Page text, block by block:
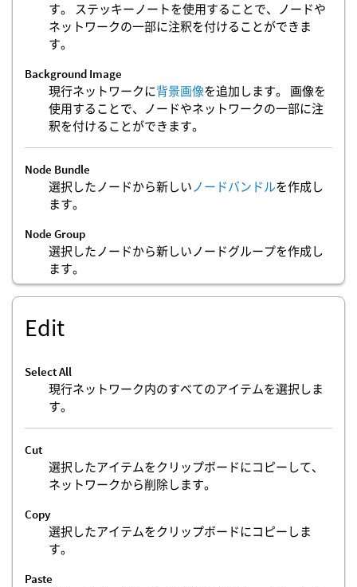
す。 ステッキーノートを使用することで、ノードや
ネットワークの一部に注釈を付けることができま
す。
Background Image
現行ネットワークに背景画像を追加します。 画像を
使用することで、ノードやネットワークの一部に注
釈を付けることができます。
Node Bundle
選択したノードから新しい ノードバンドルを作成し
ます。
Node Group
選択したノードから新しいノードグループを作成し
ます。
Edit
Select All
現行ネットワーク内のすべてのアイテムを選択しま
す。
Cut
選択したアイテムをクリップボードにコピーして、
ネットワークから削除します。
Copy
選択したアイテムをクリップボードにコピーしま
す。
Paste